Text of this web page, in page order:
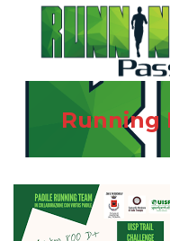
Running